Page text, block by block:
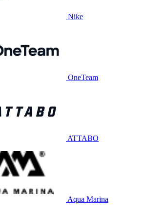
Nike
OneTeam
ATTABO
Aqua Marina